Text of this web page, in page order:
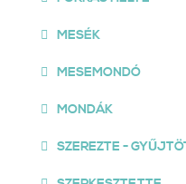
MESÉK
MESEMONDÓ
MONDÁK
SZEREZTE -